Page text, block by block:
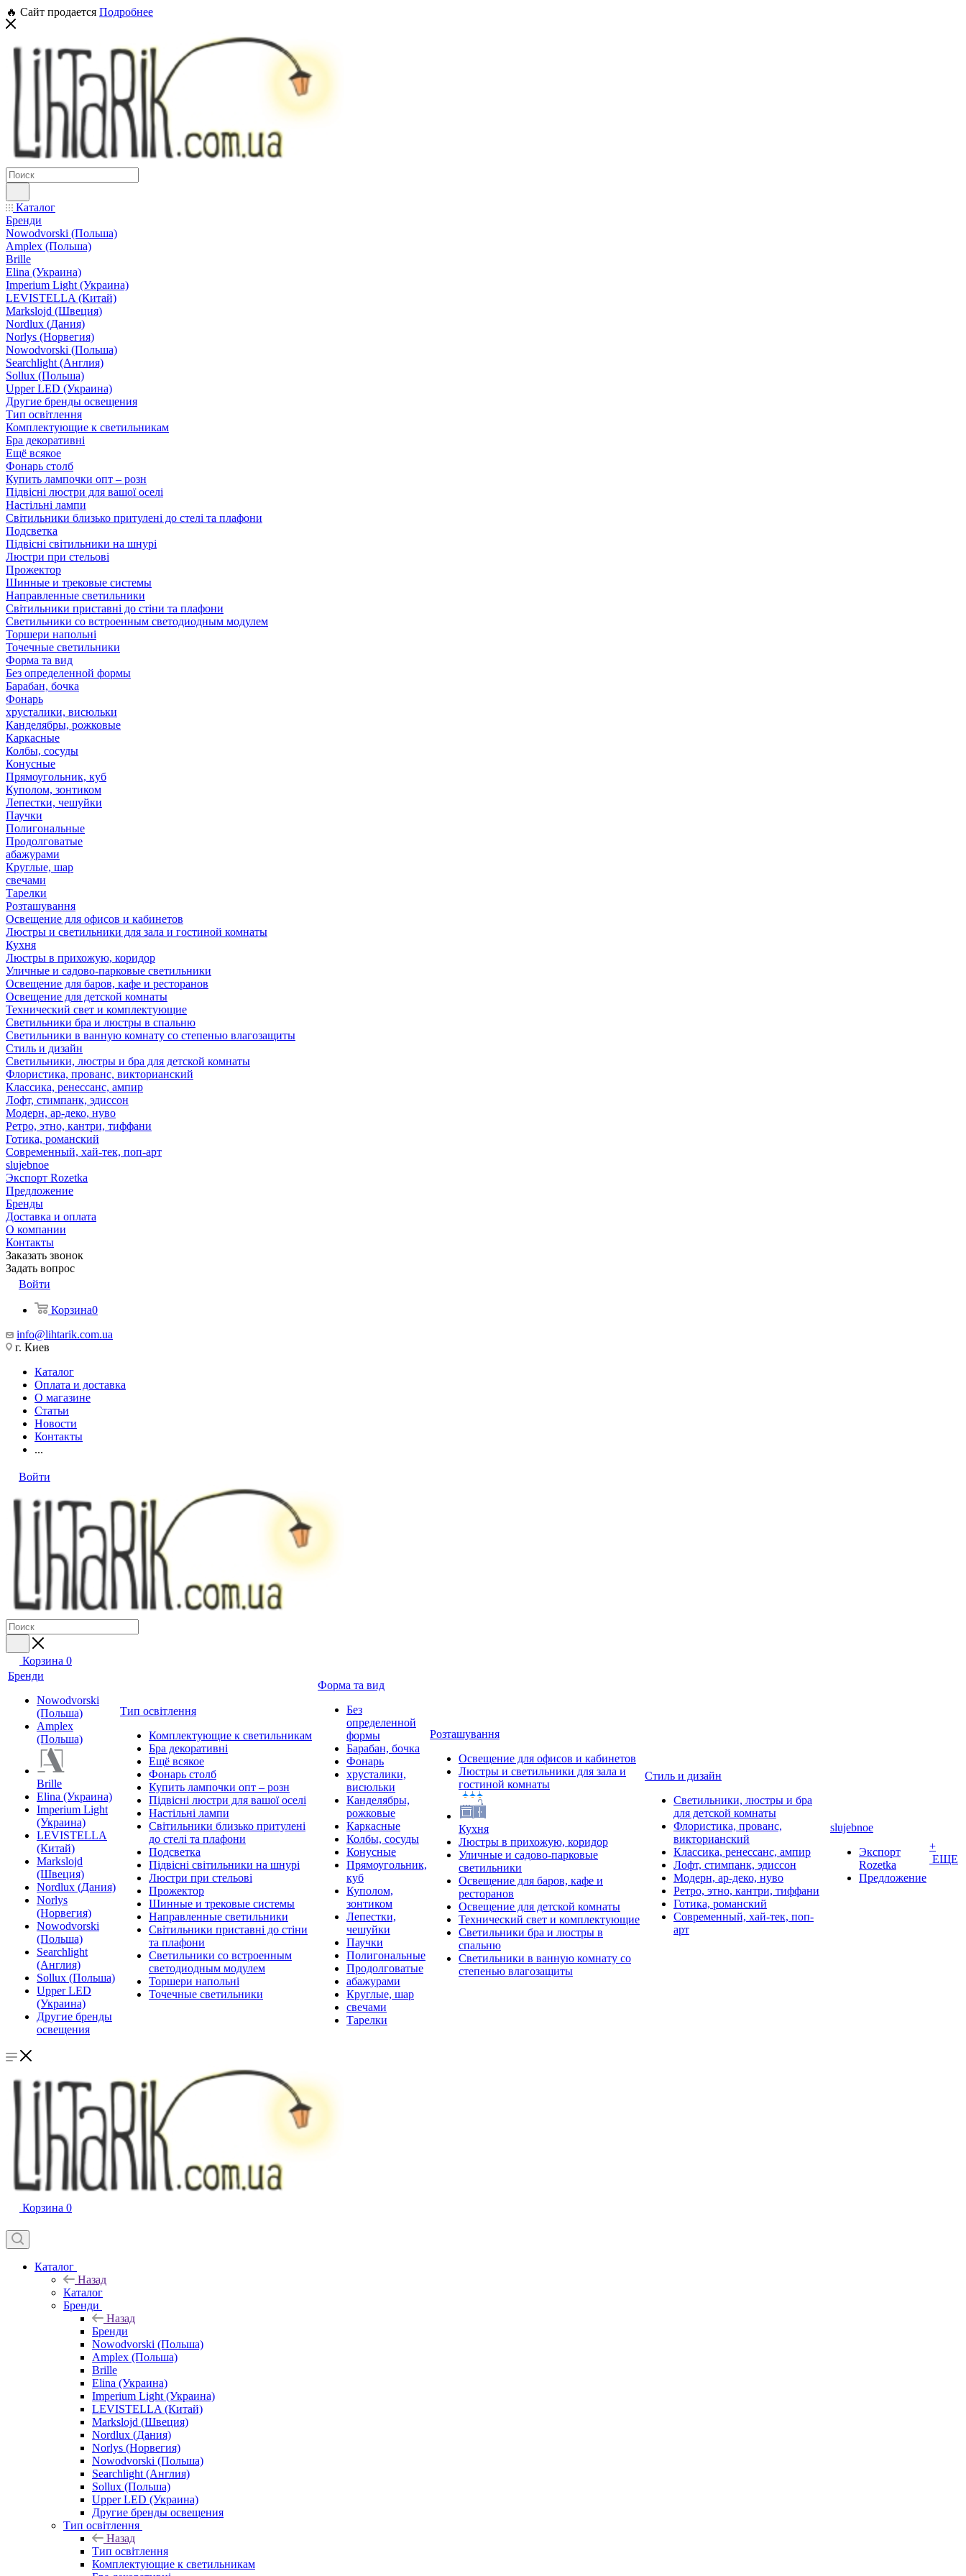
🔥 Сайт продается Подробнее
Каталог
Бренди
Nowodvorski (Польша)
Amplex (Польша)
Brille
Elina (Украина)
Imperium Light (Украина)
LEVISTELLA (Китай)
Markslojd (Швеция)
Nordlux (Дания)
Norlys (Норвегия)
Nowodvorski (Польша)
Searchlight (Англия)
Sollux (Польша)
Upper LED (Украина)
Другие бренды освещения
Тип освітлення
Комплектующие к светильникам
Бра декоративні
Ещё всякое
Фонарь столб
Купить лампочки опт – розн
Підвісні люстри для вашої оселі
Настільні лампи
Світильники близько притулені до стелі та плафони
Подсветка
Підвісні світильники на шнурі
Люстри при стельові
Прожектор
Шинные и трековые системы
Направленные светильники
Світильники приставні до стіни та плафони
Светильники со встроенным светодиодным модулем
Торшери напольні
Точечные светильники
Форма та вид
Без определенной формы
Барабан, бочка
Фонарь
хрусталики, висюльки
Канделябры, рожковые
Каркасные
Колбы, сосуды
Конусные
Прямоугольник, куб
Куполом, зонтиком
Лепестки, чешуйки
Паучки
Полигональные
Продолговатые
абажурами
Круглые, шар
свечами
Тарелки
Розташування
Освещение для офисов и кабинетов
Люстры и светильники для зала и гостиной комнаты
Кухня
Люстры в прихожую, коридор
Уличные и садово-парковые светильники
Освещение для баров, кафе и ресторанов
Освещение для детской комнаты
Технический свет и комплектующие
Светильники бра и люстры в спальню
Светильники в ванную комнату со степенью влагозащиты
Стиль и дизайн
Светильники, люстры и бра для детской комнаты
Флористика, прованс, викторианский
Классика, ренессанс, ампир
Лофт, стимпанк, эдиссон
Модерн, ар-деко, нуво
Ретро, этно, кантри, тиффани
Готика, романский
Современный, хай-тек, поп-арт
slujebnoe
Экспорт Rozetka
Предложение
Бренды
Доставка и оплата
О компании
Контакты
Заказать звонок
Задать вопрос
Войти
Корзина0
info@lihtarik.com.ua
г. Киев
Каталог
Оплата и доставка
О магазине
Статьи
Новости
Контакты
...
Войти
Корзина 0
Бренди
Nowodvorski
(Польша)
Amplex
(Польша)
Brille
Elina (Украина)
Imperium Light
(Украина)
LEVISTELLA
(Китай)
Markslojd
(Швеция)
Nordlux (Дания)
Norlys
(Норвегия)
Nowodvorski
(Польша)
Searchlight
(Англия)
Sollux (Польша)
Upper LED
(Украина)
Другие бренды
освещения
Тип освітлення
Комплектующие к светильникам
Бра декоративні
Ещё всякое
Фонарь столб
Купить лампочки опт – розн
Підвісні люстри для вашої оселі
Настільні лампи
Світильники близько притулені
до стелі та плафони
Подсветка
Підвісні світильники на шнурі
Люстри при стельові
Прожектор
Шинные и трековые системы
Направленные светильники
Світильники приставні до стіни
та плафони
Светильники со встроенным
светодиодным модулем
Торшери напольні
Точечные светильники
Форма та вид
Без
определенной
формы
Барабан, бочка
Фонарь
хрусталики,
висюльки
Канделябры,
рожковые
Каркасные
Колбы, сосуды
Конусные
Прямоугольник,
куб
Куполом,
зонтиком
Лепестки,
чешуйки
Паучки
Полигональные
Продолговатые
абажурами
Круглые, шар
свечами
Тарелки
Розташування
Освещение для офисов и кабинетов
Люстры и светильники для зала и
гостиной комнаты
Кухня
Люстры в прихожую, коридор
Уличные и садово-парковые
светильники
Освещение для баров, кафе и
ресторанов
Освещение для детской комнаты
Технический свет и комплектующие
Светильники бра и люстры в
спальню
Светильники в ванную комнату со
степенью влагозащиты
Стиль и дизайн
Светильники, люстры и бра
для детской комнаты
Флористика, прованс,
викторианский
Классика, ренессанс, ампир
Лофт, стимпанк, эдиссон
Модерн, ар-деко, нуво
Ретро, этно, кантри, тиффани
Готика, романский
Современный, хай-тек, поп-
арт
slujebnoe
Экспорт
Rozetka
Предложение
+
ЕЩЕ
Корзина 0
Каталог
Назад
Каталог
Бренди
Назад
Бренди
Nowodvorski (Польша)
Amplex (Польша)
Brille
Elina (Украина)
Imperium Light (Украина)
LEVISTELLA (Китай)
Markslojd (Швеция)
Nordlux (Дания)
Norlys (Норвегия)
Nowodvorski (Польша)
Searchlight (Англия)
Sollux (Польша)
Upper LED (Украина)
Другие бренды освещения
Тип освітлення
Назад
Тип освітлення
Комплектующие к светильникам